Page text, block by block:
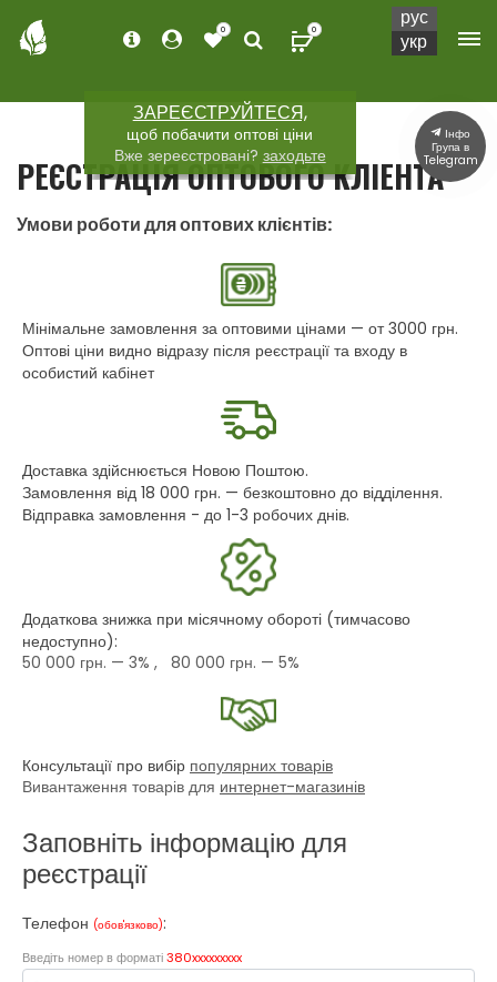
ЗАРЕЄСТРУЙТЕСЯ,
щоб побачити оптові ціни
Вже зереєстровані? заходьте
0 0
РЕЄСТРАЦІЯ ОПТОВОГО КЛІЕНТА
Умови роботи для оптових клієнтів:
Мінімальне замовлення за оптовими цінами — от 3000 грн.
Оптові ціни видно відразу після реєстрації та входу в
особистий кабінет
Доставка здійснюється Новою Поштою.
Замовлення від 18 000 грн. — безкоштовно до відділення.
Відправка замовлення - до 1-3 робочих днів.
Додаткова знижка при місячному обороті (тимчасово
недоступно):
50 000 грн. — 3% , 80 000 грн. — 5%
Консультації про вибір популярних товарів
Вивантаження товарів для интернет-магазинів
Заповніть інформацію для
реєстрації
Телефон (обов'язково):
Введіть номер в форматі380xxxxxxxxx
рус
укр
Інфо
Група в
Telegram